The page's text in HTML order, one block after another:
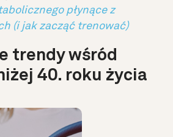
płynące z
(i jak zacząć trenować)
trendy wśród
40. roku życia